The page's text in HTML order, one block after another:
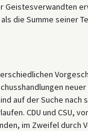
die Summe seiner
auf der Suche nach
CDU und CSU,
im Zweifel durch